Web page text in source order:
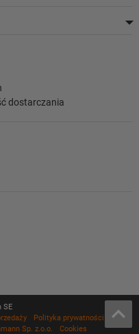
dostarczania
SE
Polityka prywatności
Sp. z.o.o.
Cookies